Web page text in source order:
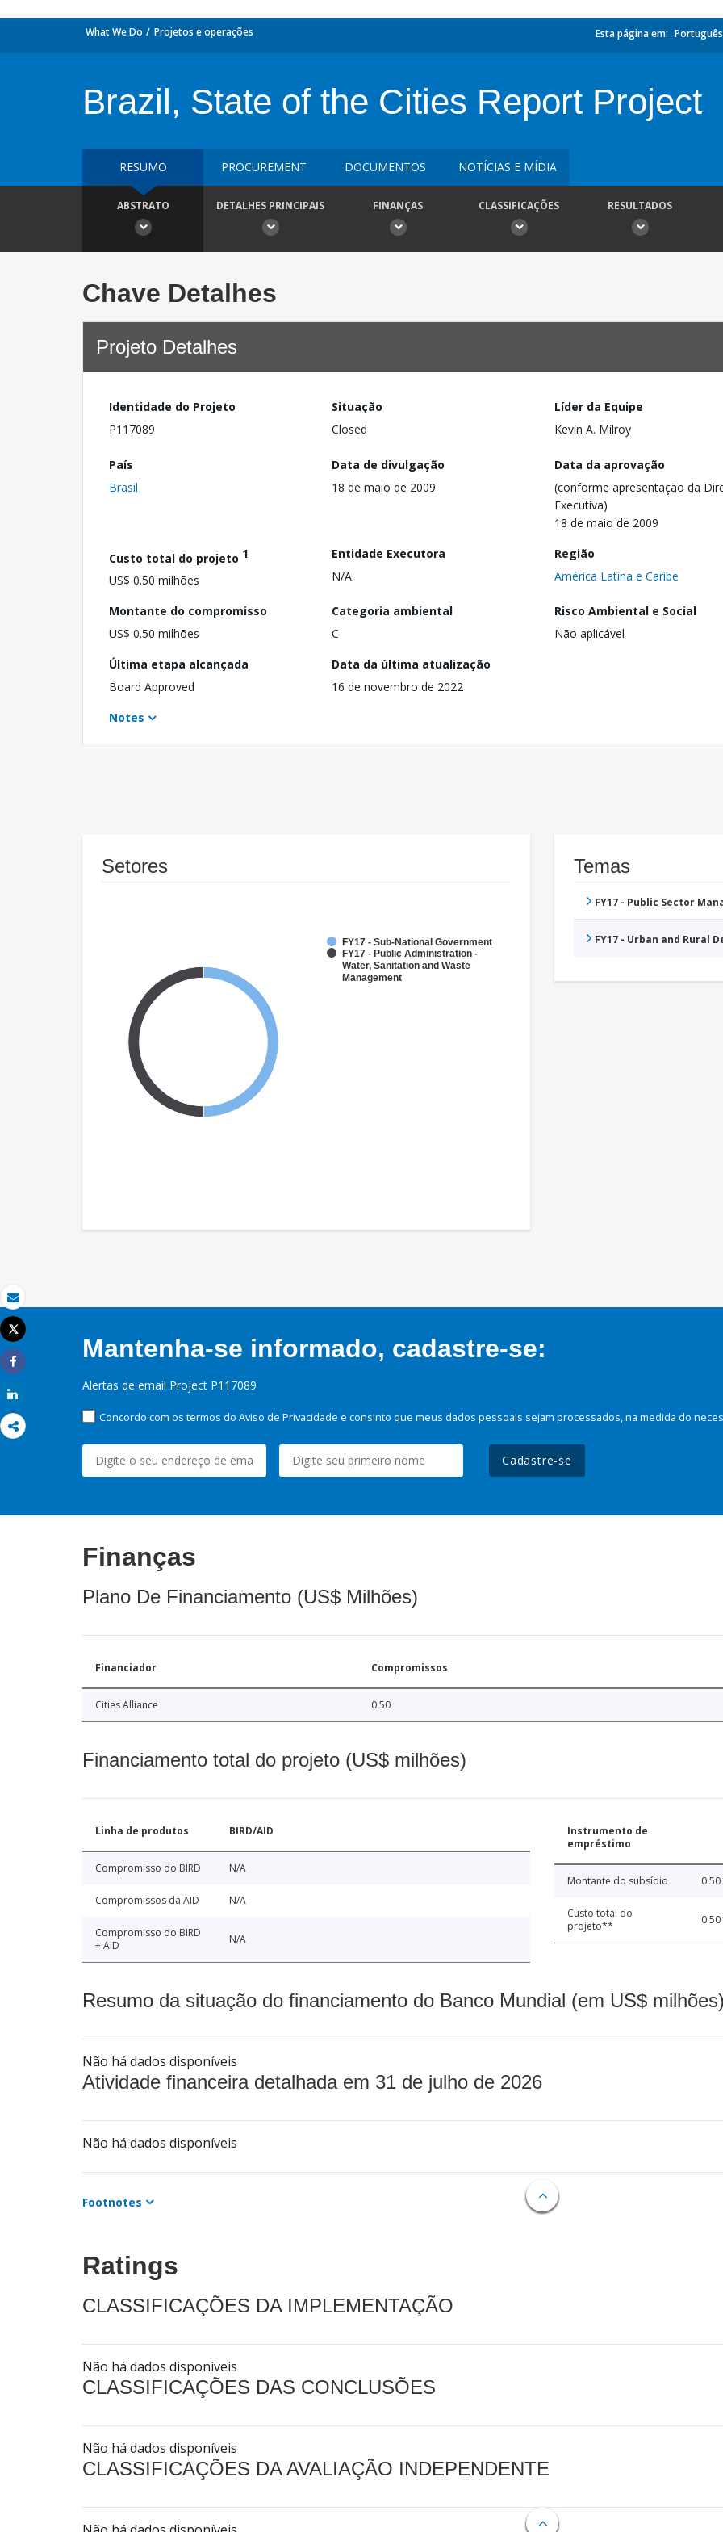
Email
Imprimir
Tweet
Share
What We Do Projetos e operações Esta página em: Português
Brazil, State of the Cities Report Project
RESUMO PROCUREMENT DOCUMENTOS NOTÍCIAS E MÍDIA
ABSTRATO DETALHES PRINCIPAIS FINANÇAS CLASSIFICAÇÕES RESULTADOS
Chave Detalhes
Projeto Detalhes
Identidade do Projeto
P117089
Situação
Closed
Líder da Equipe
Kevin A. Milroy
País
Brasil
Data de divulgação
18 de maio de 2009
Data da aprovação
(conforme apresentação da
Executiva)
18 de maio de 2009
Custo total do projeto 1
US$ 0.50 milhões
Entidade Executora
N/A
Região
América Latina e Caribe
Montante do compromisso
US$ 0.50 milhões
Categoria ambiental
C
Risco Ambiental e Social
Não aplicável
Última etapa alcançada
Board Approved
Data da última atualização
16 de novembro de 2022
Notes
Setores
FY17 - Sub-National Government
FY17 - Public Administration -
Water, Sanitation and Waste
Management
Temas
FY17 - Public Sector
FY17 - Urban and Rural
Mantenha-se informado, cadastre-se:
Alertas de email Project P117089
Concordo com os termos do Aviso de Privacidade e consinto que meus dados pessoais sejam processados, na medida do
Cadastre-se
Finanças
Plano De Financiamento (US$ Milhões)
Financiador Compromissos
Cities Alliance 0.50
Financiamento total do projeto (US$ milhões)
Linha de produtos BIRD/AID
Compromisso do BIRD N/A
Compromissos da AID N/A
Compromisso do BIRD
+ AID
N/A
Instrumento de
empréstimo
Montante do subsídio 0.50
Custo total do
projeto**
0.50
Resumo da situação do financiamento do Banco Mundial (em US$
Não há dados disponíveis
Atividade financeira detalhada em 31 de julho de 2026
Não há dados disponíveis
Footnotes
Ratings
CLASSIFICAÇÕES DA IMPLEMENTAÇÃO
Não há dados disponíveis
CLASSIFICAÇÕES DAS CONCLUSÕES
Não há dados disponíveis
CLASSIFICAÇÕES DA AVALIAÇÃO INDEPENDENTE